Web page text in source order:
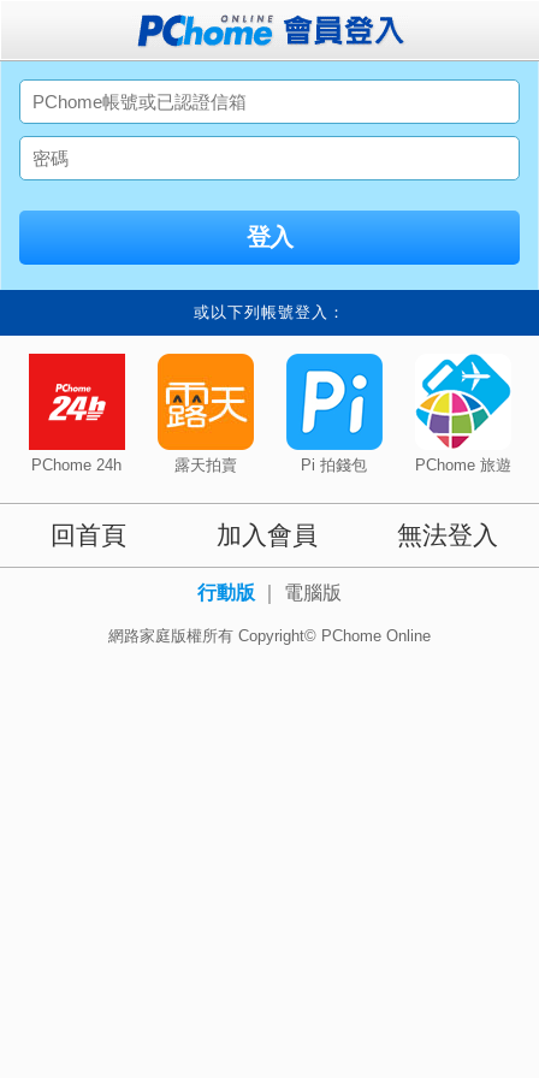
或以下列帳號登入：
PChome 24h 露天拍賣 Pi 拍錢包 PChome 旅遊
回首頁 加入會員 無法登入
行動版 電腦版
網路家庭版權所有 Copyright© PChome Online